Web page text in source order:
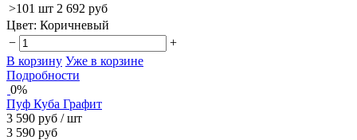
>101 шт 2 692 руб
Цвет: Коричневый
−
+
В корзину Уже в корзине
Подробности
0%
Пуф Куба Графит
3 590 руб / шт
3 590 руб